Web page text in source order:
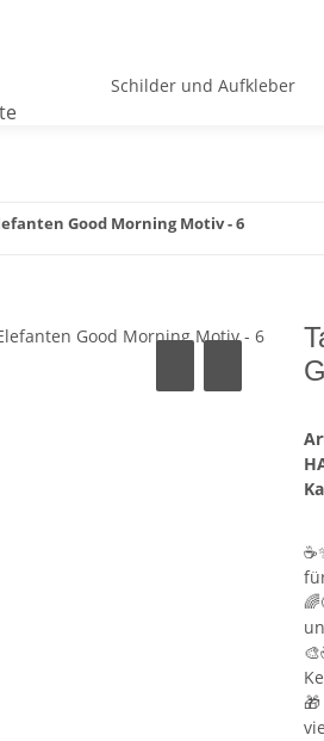
Schilder und Aufkleber
Good Morning Motiv - 6